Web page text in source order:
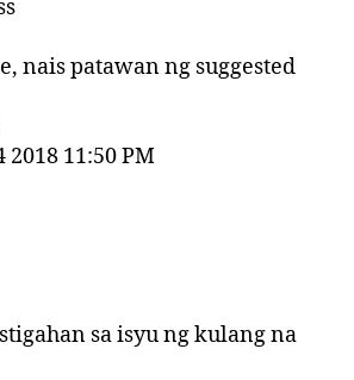
nais patawan ng suggested
2018 11:50 PM
sa isyu ng kulang na